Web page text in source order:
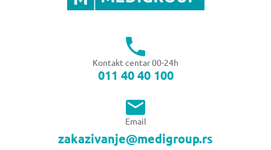
Kontakt centar 00-24h
011 40 40 100
Email
zakazivanje@medigroup.rs